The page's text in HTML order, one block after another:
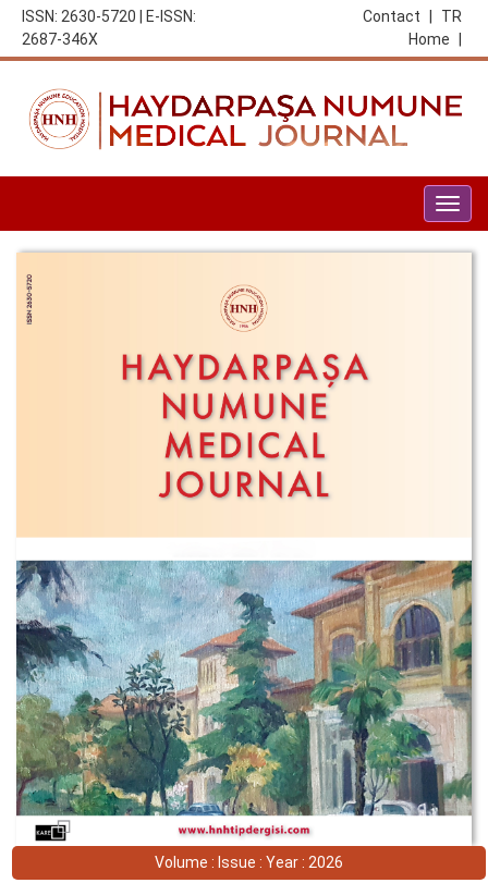
ISSN: 2630-5720 | E-ISSN:
2687-346X
TR
Contact
Home
Volume : Issue : Year : 2026